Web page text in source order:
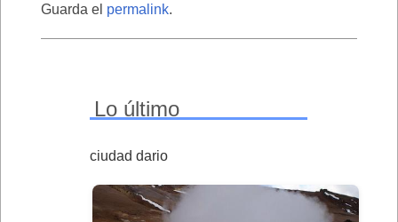
Guarda el permalink.
Lo último
ciudad dario